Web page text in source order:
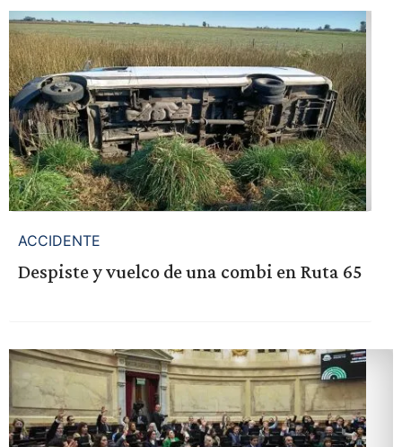
ACCIDENTE
Despiste y vuelco de una combi en Ruta 65